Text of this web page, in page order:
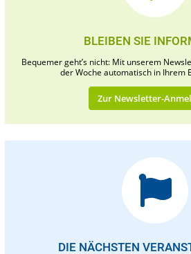
BLEIBEN SIE
Bequemer geht’s nicht: Mit unserem
der Woche automatisch in Ihrem
Zur Newsletter-
DIE NÄCHSTEN